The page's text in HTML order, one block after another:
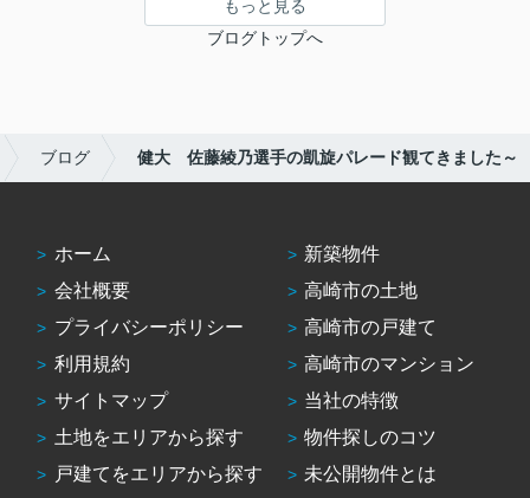
もっと見る
ブログトップへ
ブログ 健大 佐藤綾乃選手の凱旋パレード観てきました～
ホーム
会社概要
プライバシーポリシー
利用規約
サイトマップ
土地をエリアから探す
戸建てをエリアから探す
新築物件
高崎市の土地
高崎市の戸建て
高崎市のマンション
当社の特徴
物件探しのコツ
未公開物件とは